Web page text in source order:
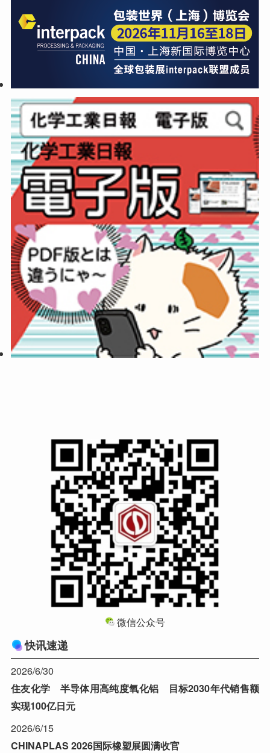
微信公众号
快讯速递
2026/6/30
住友化学 半导体用高纯度氧化铝 目标2030年代销售额
实现100亿日元
2026/6/15
CHINAPLAS 2026国际橡塑展圆满收官